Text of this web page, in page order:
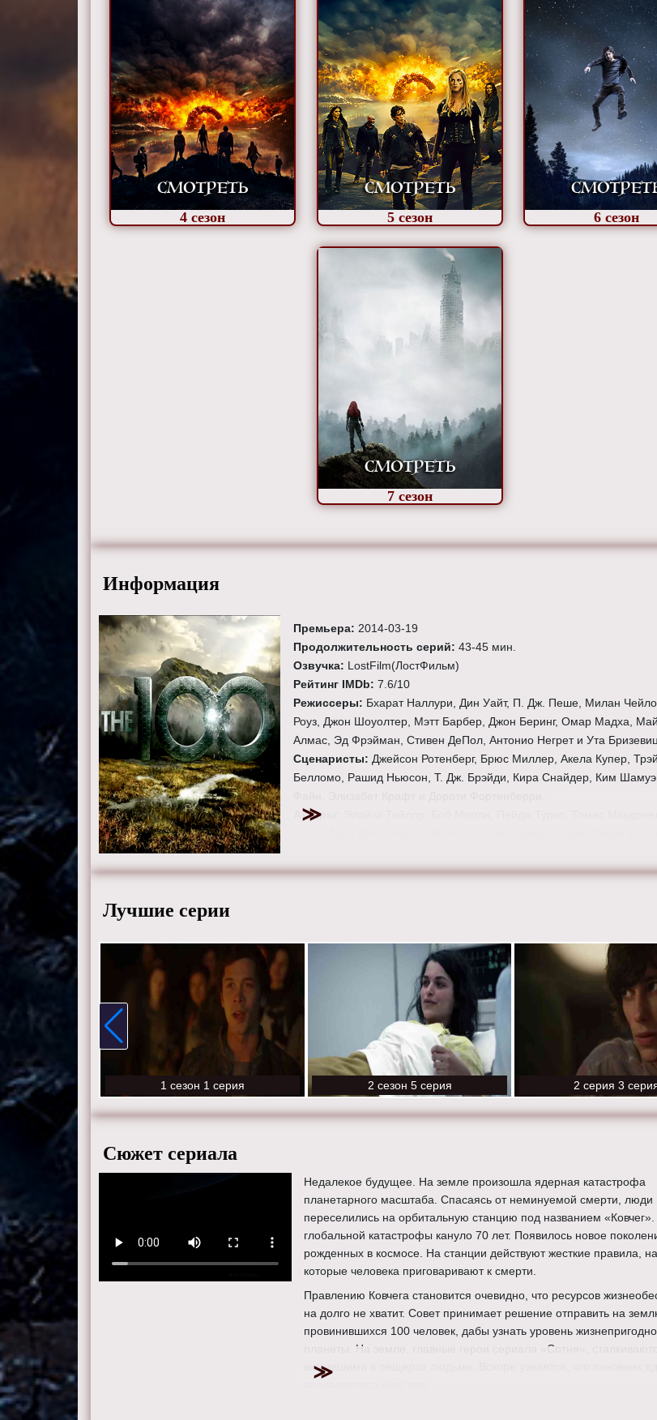
4 сезон 5сезон 6 сезон
7сезон
Информация
Премьера: 2014-03-19
Продолжительность серий: 43-45 мин.
Озвучка: LostFilm(ЛостФильм)
Рейтинг IMDb:7.6/10
Режиссеры: Бхарат Наллури, Дин Уайт, П. Дж. Пеше, Милан
Роуз, Джон Шоуолтер, Мэтт Барбер, Джон Беринг, Омар Мадха,
Алмас, Эд Фрэйман, Стивен ДеПол, Антонио Негрет и Ута Бризевиц.
Сценаристы: Джейсон Ротенберг, Брюс Миллер, Акела Купер,
Белломо, Рашид Ньюсон, Т. Дж. Брэйди, Кира Снайдер, Ким
Актеры:
Зак Макгоуэн и Тася Телес.
Лучшие серии
серия 1 сезон 1 серия 2 сезон 5 серия 2 серия 3
Сюжет сериала
Недалекое будущее. На земле произошла ядерная катастрофа
планетарного масштаба. Спасаясь от неминуемой смерти, люди
переселились на орбитальную станцию под названием
глобальной катастрофы кануло 70 лет. Появилось новое
рожденных в космосе. На станции действуют жесткие правила,
которые человека приговаривают к смерти.
Правлению Ковчега становится очевидно, что ресурсов
на долго не хватит. Совет принимает решение отправить на
провинившихся 100 человек, дабы узнать уровень
планеты. На земле, главные герои сериала «Сотня»,
выжившими в пещерах людьми. Вскоре узнается, что виновник